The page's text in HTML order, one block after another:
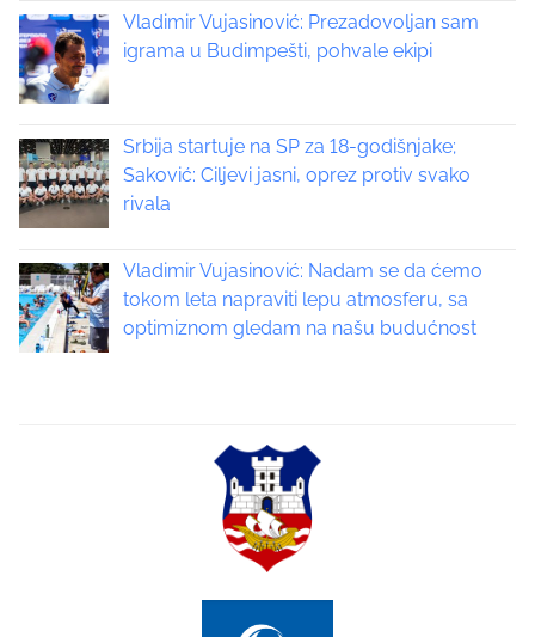
:
a
v
i
g
a
t
i
Vladimir Vujasinović: Prezadovoljan sam
igrama u Budimpešti, pohvale ekipi
Srbija startuje na SP za 18-godišnjake;
Saković: Ciljevi jasni, oprez protiv svako
rivala
Vladimir Vujasinović: Nadam se da ćemo
tokom leta napraviti lepu atmosferu, sa
optimiznom gledam na našu budućnost